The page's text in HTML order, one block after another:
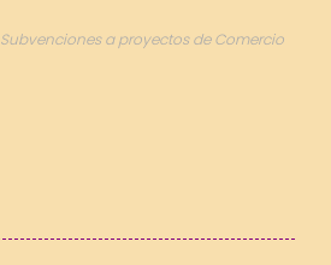
Subvenciones a proyectos de Comercio